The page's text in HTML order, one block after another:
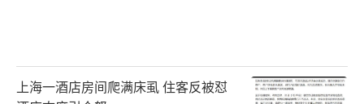
上海一酒店房间爬满床虱 住客反被怼